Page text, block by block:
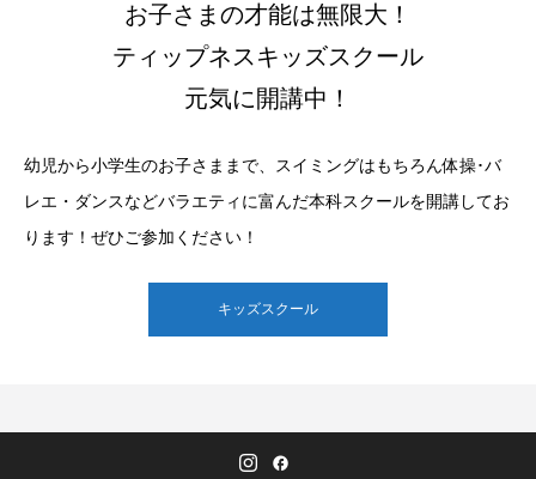
お子さまの才能は無限大！
ティップネスキッズスクール
元気に開講中！
幼児から小学生のお子さままで、スイミングはもちろん体操･バ
レエ・ダンスなどバラエティに富んだ本科スクールを開講してお
ります！ぜひご参加ください！
キッズスクール